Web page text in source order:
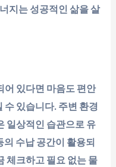
지는 성공적인 삶을 살
어 있다면 마음도 편안
수 있습니다. 주변 환경
일상적인 습관으로 유
의 수납 공간이 활용되
체크하고 필요 없는 물